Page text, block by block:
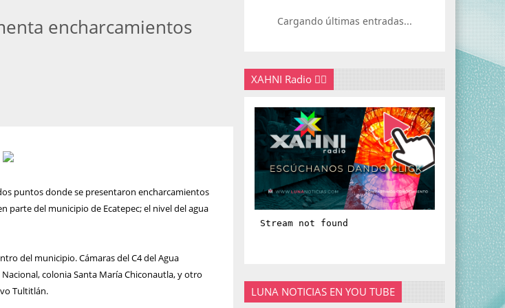
encharcamientos
puntos donde se presentaron encharcamientos
parte del municipio de Ecatepec; el nivel del agua
del municipio. Cámaras del C4 del Agua
colonia Santa María Chiconautla, y otro
Tultitlán.
Cargando últimas entradas...
XAHNI Radio 👇🏽
LUNA NOTICIAS EN YOU TUBE